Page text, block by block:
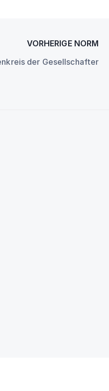
VORHERIGE NORM
der Gesellschafter